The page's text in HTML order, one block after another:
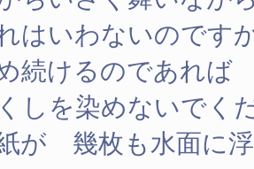
れはいわないのです
め続けるのであれ
くしを染めないでく
が 幾枚も水面に